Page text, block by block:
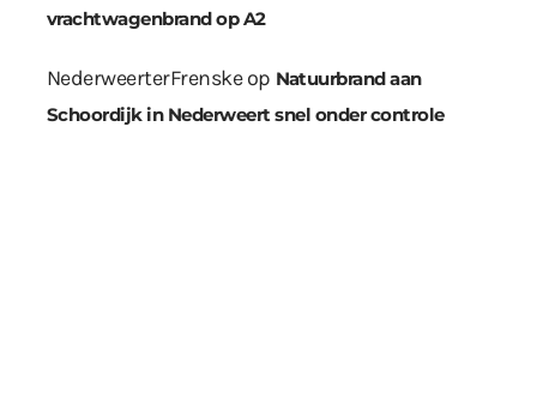
vrachtwagenbrand op A2
NederweerterFrenskeop Natuurbrand aan
Schoordijk in Nederweert snel onder controle